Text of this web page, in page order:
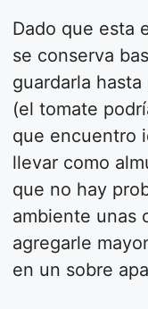
Dado que esta
se conserva
guardarla
(el tomate
que encuentro
llevar como
que no hay
ambiente unas
agregarle
en un sobre